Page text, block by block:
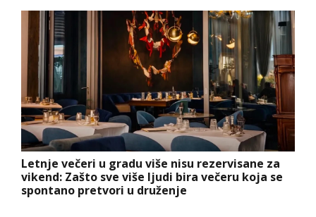
Letnje večeri u gradu više nisu rezervisane za
vikend: Zašto sve više ljudi bira večeru koja se
spontano pretvori u druženje